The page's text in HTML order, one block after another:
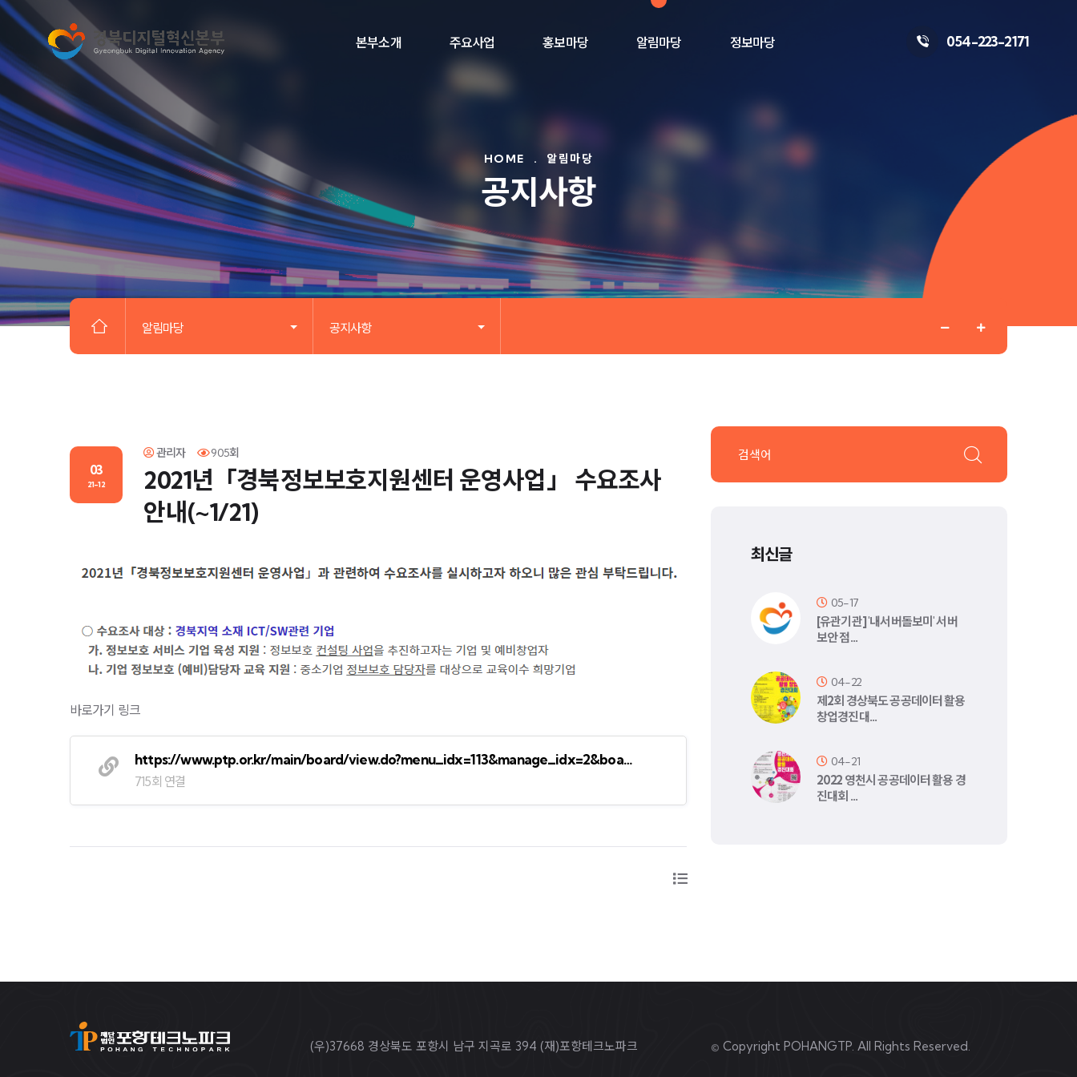
본부소개 주요사업 홍보마당 알림마당 정보마당 054-223-2171
HOME . 알림마당
공지사항
알림마당 공지사항
03
21-12
관리자 905회
2021년「경북정보보호지원센터 운영사업」 수요조사
안내(~1/21)
바로가기 링크
https://www.ptp.or.kr/main/board/view.do?menu_idx=113&manage_idx=2&boa…
715회 연결
최신글
05-17
[유관기관] '내서버돌보미' 서버
보안 점…
04-22
제2회 경상북도 공공데이터 활용
창업경진대…
04-21
2022 영천시 공공데이터 활용 경
진대회 …
(우)37668 경상북도 포항시 남구 지곡로 394 (재)포항테크노파크 © Copyright POHANGTP. All Rights Reserved.